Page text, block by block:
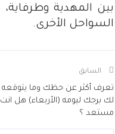
بين المهدية
السواحل الأخرى.
السابق
تعرف أكثر عن حظك وما يتوقعه
لك برجك ليومه (الأربعاء) هل انت
مستعد ؟